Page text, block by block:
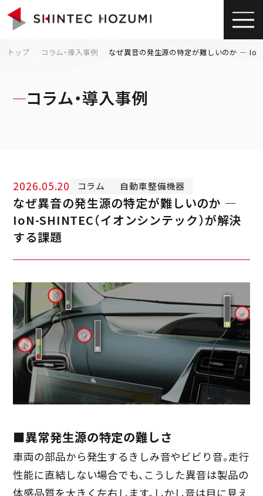
コラム・導入事例
トップ コラム・導入事例 なぜ異音の発生源の特定が難しいのか ―
2026.05.20 コラム 自動車整備機器
なぜ異音の発生源の特定が難しいのか ―
IoN-SHINTEC（イオンシンテック）が解決
する課題
■異常発生源の特定の難しさ
車両の部品から発生するきしみ音やビビり音。走行
性能に直結しない場合でも、こうした異音は製品の
体感品質を大きく左右します。しかし音は目に見え